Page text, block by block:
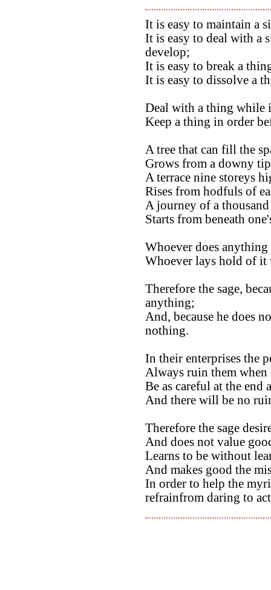
It is easy to maintain a
It is easy to deal with a
develop;
It is easy to break a
It is easy to dissolve a
Deal with a thing while
Keep a thing in order
A tree that can fill the
Grows from a downy
A terrace nine storeys
Rises from hodfuls of
A journey of a
Starts from beneath
Whoever does
Whoever lays hold of
Therefore the sage,
anything;
And, because he does
nothing.
In their enterprises the
Always ruin them when
Be as careful at the end
And there will be no
Therefore the sage
And does not value
Learns to be without
And makes good the
In order to help the
refrainfrom daring to